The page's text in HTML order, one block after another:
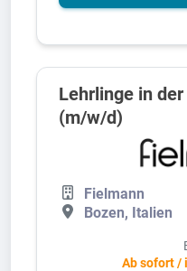
Lehrlinge in
(m/w/d)
Fielmann
Bozen, Italien
Ab sofort /